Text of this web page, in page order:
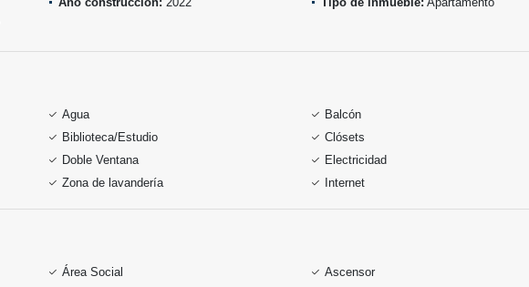
Agua Balcón
Biblioteca/Estudio Clósets
Doble Ventana Electricidad
Zona de lavandería Internet
Área Social Ascensor